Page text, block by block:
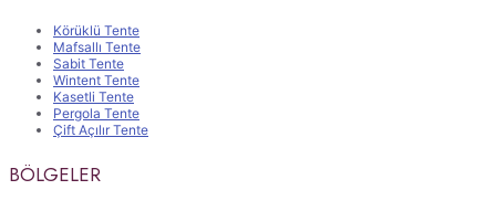
Körüklü Tente
Mafsallı Tente
Sabit Tente
Wintent Tente
Kasetli Tente
Pergola Tente
Çift Açılır Tente
BÖLGELER